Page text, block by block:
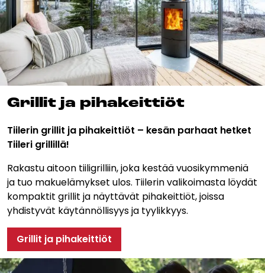
Gril­lit ja pi­ha­keit­tiöt
Tiilerin grillit ja pihakeittiöt – kesän parhaat hetket
Tiileri grillillä!
Rakastu aitoon tiiligrilliin, joka kestää vuosikymmeniä
ja tuo makuelämykset ulos. Tiilerin valikoimasta löydät
kompaktit grillit ja näyttävät pihakeittiöt, joissa
yhdistyvät käytännöllisyys ja tyylikkyys.
Grillit ja pihakeittiöt